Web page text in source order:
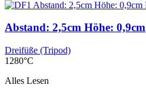
Abstand: 2,5cm Höhe: 0,9cm
Dreifüße (Tripod)
1280°C
Alles Lesen